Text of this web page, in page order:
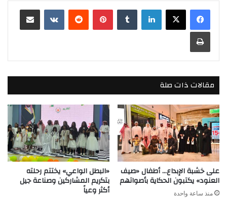
لينكدإن بينتيريست مشاركة عبر البريد
طباعة
مقالات ذات صلة
على خشبة الإبداع… أطفال «صيف
العنود» يكتبون الحكاية بأصواتهم
منذ ساعة واحدة
«البطل الواعي» يختتم رحلته
بتكريم المشاركين وصناعة جيل
أكثر وعياً